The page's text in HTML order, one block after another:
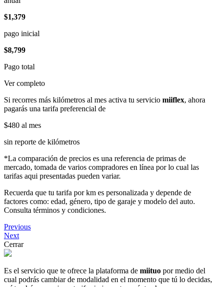
$1,379
pago inicial
$8,799
Pago total
Ver completo
Si recorres más kilómetros al mes activa tu servicio miiflex, ahora
pagarás una tarifa preferencial de
$480 al mes
sin reporte de kilómetros
*La comparación de precios es una referencia de primas de
mercado, tomada de varios compradores en línea por lo cual las
tarifas aqui presentadas pueden variar.
Recuerda que tu tarifa por km es personalizada y depende de
factores como: edad, género, tipo de garaje y modelo del auto.
Consulta términos y condiciones.
Previous
Next
Cerrar
Es el servicio que te ofrece la plataforma de miituo por medio del
cual podrás cambiar de modalidad en el momento que tú lo decidas,